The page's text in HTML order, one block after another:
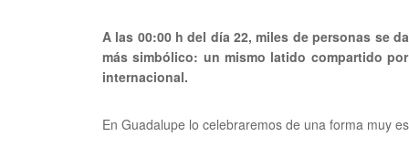
A las 00:00 h del día 22, miles de personas se
más simbólico: un mismo latido compartido
internacional.
En Guadalupe lo celebraremos de una forma muy